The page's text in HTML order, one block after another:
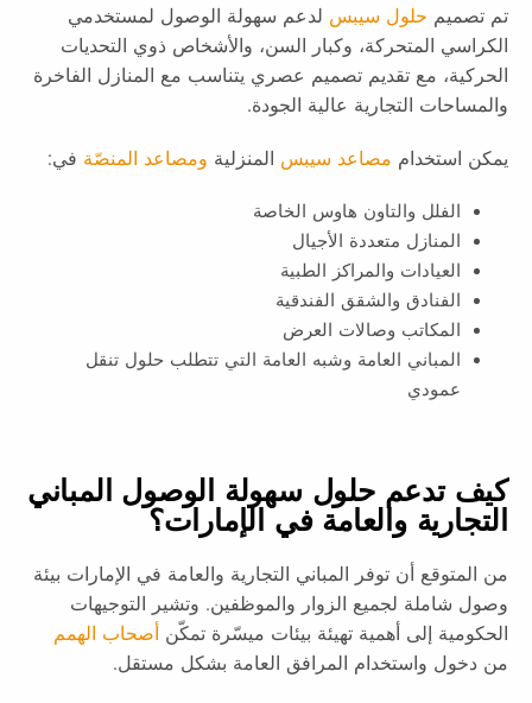
تم تصميم حلول سيبس لدعم سهولة الوصول لمستخدمي
الكراسي المتحركة، وكبار السن، والأشخاص ذوي التحديات
الحركية، مع تقديم تصميم عصري يتناسب مع المنازل الفاخرة
والمساحات التجارية عالية الجودة.
يمكن استخدام مصاعد سيبس المنزلية ومصاعد المنصّة في:
الفلل والتاون هاوس الخاصة
المنازل متعددة الأجيال
العيادات والمراكز الطبية
الفنادق والشقق الفندقية
المكاتب وصالات العرض
المباني العامة وشبه العامة التي تتطلب حلول تنقل
عمودي
كيف تدعم حلول سهولة الوصول المباني
التجارية والعامة في الإمارات؟
من المتوقع أن توفر المباني التجارية والعامة في الإمارات بيئة
وصول شاملة لجميع الزوار والموظفين. وتشير التوجيهات
الحكومية إلى أهمية تهيئة بيئات ميسّرة تمكّن أصحاب الهمم
من دخول واستخدام المرافق العامة بشكل مستقل.